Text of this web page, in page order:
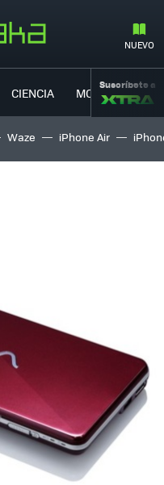
NUEVO
CIENCIA MOVILIDAD
Suscríbete a
Waze iPhone Air